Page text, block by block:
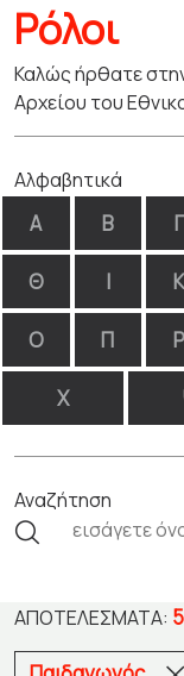
Ρόλοι
Καλώς ήρθατε
Αρχείου του
Αλφαβητικά
Α Β Γ
Θ Ι
Ο Π Ρ
Χ
Αναζήτηση
ΑΠΟΤΕΛΈΣΜΑΤΑ: 5